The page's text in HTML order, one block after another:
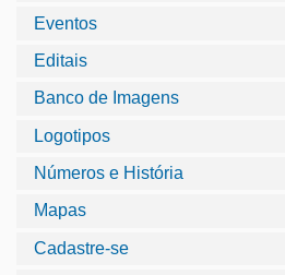
Eventos
Editais
Banco de Imagens
Logotipos
Números e História
Mapas
Cadastre-se